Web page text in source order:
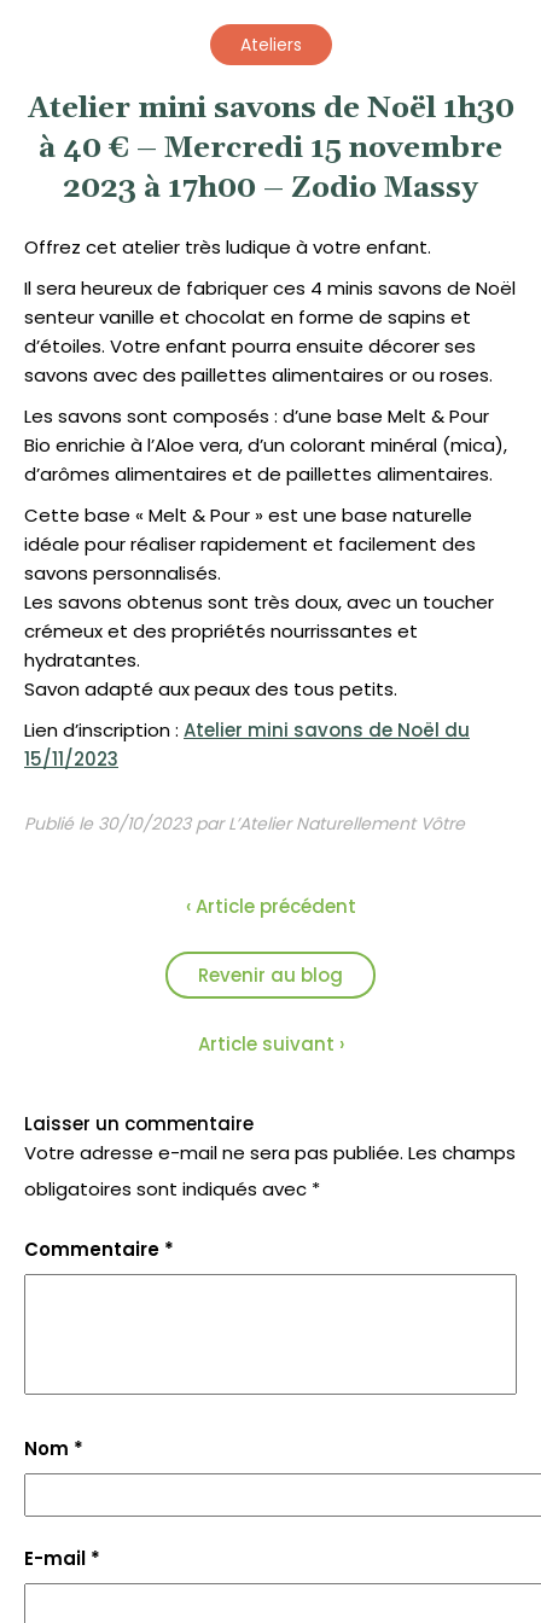
Ateliers
Atelier mini savons de Noël 1h30
à 40 € – Mercredi 15 novembre
2023 à 17h00 – Zodio Massy
Offrez cet atelier très ludique à votre enfant.
Il sera heureux de fabriquer ces 4 minis savons de Noël
senteur vanille et chocolat en forme de sapins et
d’étoiles. Votre enfant pourra ensuite décorer ses
savons avec des paillettes alimentaires or ou roses.
Les savons sont composés : d’une base Melt & Pour
Bio enrichie à l’Aloe vera, d’un colorant minéral (mica),
d’arômes alimentaires et de paillettes alimentaires.
Cette base « Melt & Pour » est une base naturelle
idéale pour réaliser rapidement et facilement des
savons personnalisés.
Les savons obtenus sont très doux, avec un toucher
crémeux et des propriétés nourrissantes et
hydratantes.
Savon adapté aux peaux des tous petits.
Lien d’inscription : Atelier mini savons de Noël du
15/11/2023
Publié le 30/10/2023 par L’Atelier Naturellement Vôtre
‹ Article précédent
Revenir au blog
Article suivant ›
Laisser un commentaire
Votre adresse e-mail ne sera pas publiée. Les champs
obligatoires sont indiqués avec *
Commentaire *
Nom *
E-mail *